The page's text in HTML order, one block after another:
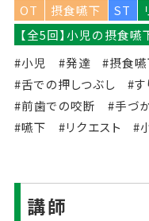
OT 摂食嚥下 ST
【全5回】小児の摂食嚥
#小児
#発達 #摂食
#舌での押しつぶし
#す
#前歯での咬断
#手づ
#嚥下
#リクエスト #
講師